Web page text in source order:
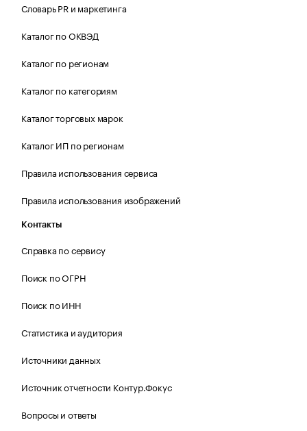
Словарь PR и маркетинга
Каталог по ОКВЭД
Каталог по регионам
Каталог по категориям
Каталог торговых марок
Каталог ИП по регионам
Правила использования сервиса
Правила использования изображений
Контакты
Справка по сервису
Поиск по ОГРН
Поиск по ИНН
Статистика и аудитория
Источники данных
Источник отчетности Контур.Фокус
Вопросы и ответы